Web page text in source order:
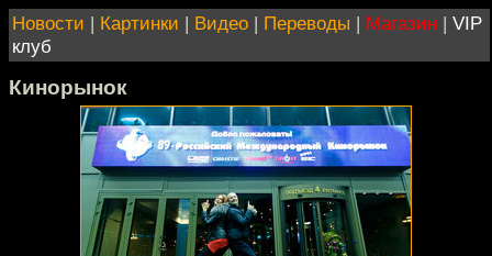
Новости | Картинки | Видео | Переводы | Магазин | VIP
клуб
Кинорынок